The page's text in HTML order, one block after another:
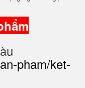
pham/ket-